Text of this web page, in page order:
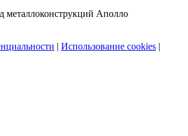
металлоконструкций Аполло
| Использование cookies |